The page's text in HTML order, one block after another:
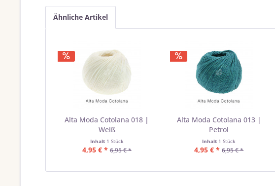
Ähnliche Artikel
Alta Moda Cotolana 018 |
Weiß
Inhalt 1 Stück
4,95 € * 6,95 € *
Alta Moda Cotolana 013 |
Petrol
Inhalt 1 Stück
4,95 € * 6,95 € *